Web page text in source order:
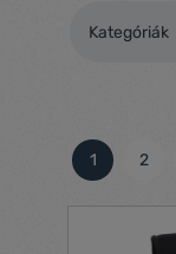
Kategóriák
Oldal
1
Oldal
2